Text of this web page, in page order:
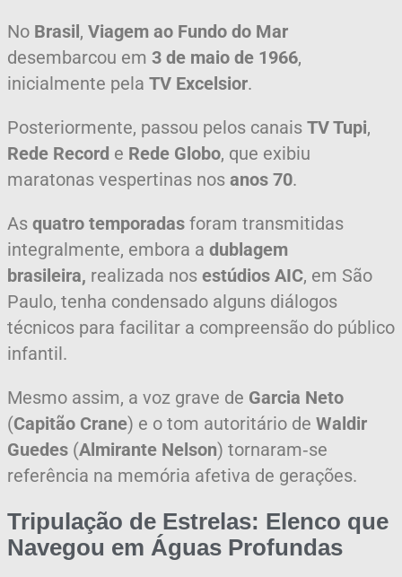
No Brasil, Viagem ao Fundo do Mar
desembarcou em 3 de maio de 1966,
inicialmente pela TV Excelsior.
Posteriormente, passou pelos canais TV Tupi,
Rede Record e Rede Globo, que exibiu
maratonas vespertinas nos anos 70.
As quatro temporadas foram transmitidas
integralmente, embora a dublagem
brasileira, realizada nos estúdios AIC, em São
Paulo, tenha condensado alguns diálogos
técnicos para facilitar a compreensão do público
infantil.
Mesmo assim, a voz grave de Garcia Neto
(Capitão Crane) e o tom autoritário de Waldir
Guedes (Almirante Nelson) tornaram‑se
referência na memória afetiva de gerações.
Tripulação de Estrelas: Elenco que
Navegou em Águas Profundas